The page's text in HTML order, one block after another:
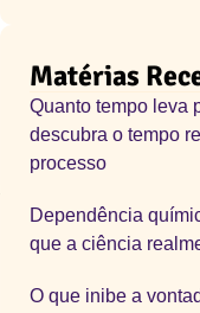
Matérias
Quanto tempo leva
descubra o tempo
processo
Dependência
que a ciência
O que inibe a